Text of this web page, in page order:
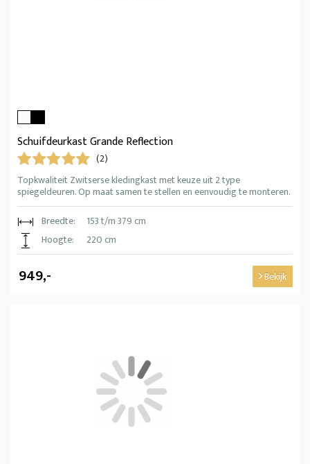
Schuifdeurkast Grande Reflection
(2)
Topkwaliteit Zwitserse kledingkast met keuze uit 2 type
spiegeldeuren. Op maat samen te stellen en eenvoudig te monteren.
Breedte:
153 t/m 379 cm
Hoogte:
220 cm
949,- Bekijk